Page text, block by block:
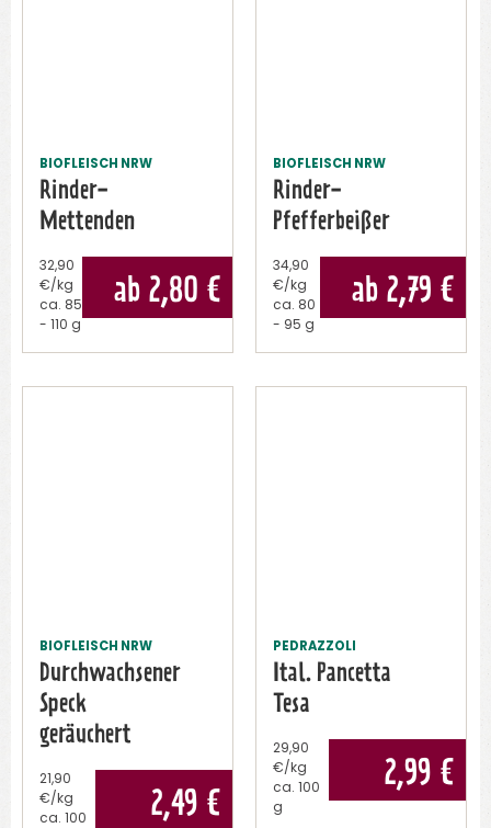
BIOFLEISCH NRW
Rinder-
Mettenden
ab 2,80 €
32,90
€/kg
ca. 85
- 110 g
BIOFLEISCH NRW
Rinder-
Pfefferbeißer
ab 2,79 €
34,90
€/kg
ca. 80
- 95 g
BIOFLEISCH NRW
Durchwachsener
Speck
geräuchert
2,49 €
21,90
€/kg
ca.
100
PEDRAZZOLI
Ital. Pancetta
Tesa
2,99 €
29,90
€/kg
ca.
100
g